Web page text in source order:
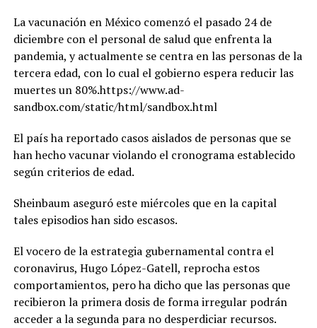
La vacunación en México comenzó el pasado 24 de
diciembre con el personal de salud que enfrenta la
pandemia, y actualmente se centra en las personas de la
tercera edad, con lo cual el gobierno espera reducir las
muertes un 80%.https://www.ad-
sandbox.com/static/html/sandbox.html
El país ha reportado casos aislados de personas que se
han hecho vacunar violando el cronograma establecido
según criterios de edad.
Sheinbaum aseguró este miércoles que en la capital
tales episodios han sido escasos.
El vocero de la estrategia gubernamental contra el
coronavirus, Hugo López-Gatell, reprocha estos
comportamientos, pero ha dicho que las personas que
recibieron la primera dosis de forma irregular podrán
acceder a la segunda para no desperdiciar recursos.